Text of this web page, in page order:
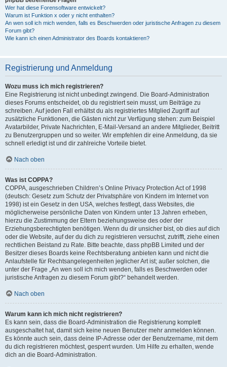
Wer hat diese Forensoftware entwickelt?
Warum ist Funktion x oder y nicht enthalten?
An wen soll ich mich wenden, falls es Beschwerden oder juristische Anfragen zu diesem
Forum gibt?
Wie kann ich einen Administrator des Boards kontaktieren?
Registrierung und Anmeldung
Wozu muss ich mich registrieren?
Eine Registrierung ist nicht unbedingt zwingend. Die Board-Administration
dieses Forums entscheidet, ob du registriert sein musst, um Beiträge zu
schreiben. Auf jeden Fall erhältst du als registriertes Mitglied Zugriff auf
zusätzliche Funktionen, die Gästen nicht zur Verfügung stehen: zum Beispiel
Avatarbilder, Private Nachrichten, E-Mail-Versand an andere Mitglieder, Beitritt
zu Benutzergruppen und so weiter. Wir empfehlen dir eine Anmeldung, da sie
schnell erledigt ist und dir zahlreiche Vorteile bietet.
Nach oben
Was ist COPPA?
COPPA, ausgeschrieben Children’s Online Privacy Protection Act of 1998
(deutsch: Gesetz zum Schutz der Privatsphäre von Kindern im Internet von
1998) ist ein Gesetz in den USA, welches festlegt, dass Websites, die
möglicherweise persönliche Daten von Kindern unter 13 Jahren erheben,
hierzu die Zustimmung der Eltern beziehungsweise des oder der
Erziehungsberechtigten benötigen. Wenn du dir unsicher bist, ob dies auf dich
oder die Website, auf der du dich zu registrieren versuchst, zutrifft, ziehe einen
rechtlichen Beistand zu Rate. Bitte beachte, dass phpBB Limited und der
Besitzer dieses Boards keine Rechtsberatung anbieten kann und nicht die
Anlaufstelle für Rechtsangelegenheiten jeglicher Art ist; außer solchen, die
unter der Frage „An wen soll ich mich wenden, falls es Beschwerden oder
juristische Anfragen zu diesem Forum gibt?“ behandelt werden.
Nach oben
Warum kann ich mich nicht registrieren?
Es kann sein, dass die Board-Administration die Registrierung komplett
ausgeschaltet hat, damit sich keine neuen Benutzer mehr anmelden können.
Es könnte auch sein, dass deine IP-Adresse oder der Benutzername, mit dem
du dich registrieren möchtest, gesperrt wurden. Um Hilfe zu erhalten, wende
dich an die Board-Administration.